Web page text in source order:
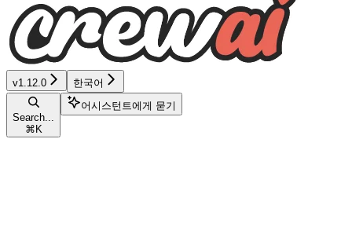
v1.12.0 한국어
Search...
⌘ K
어시스턴트에게 묻기